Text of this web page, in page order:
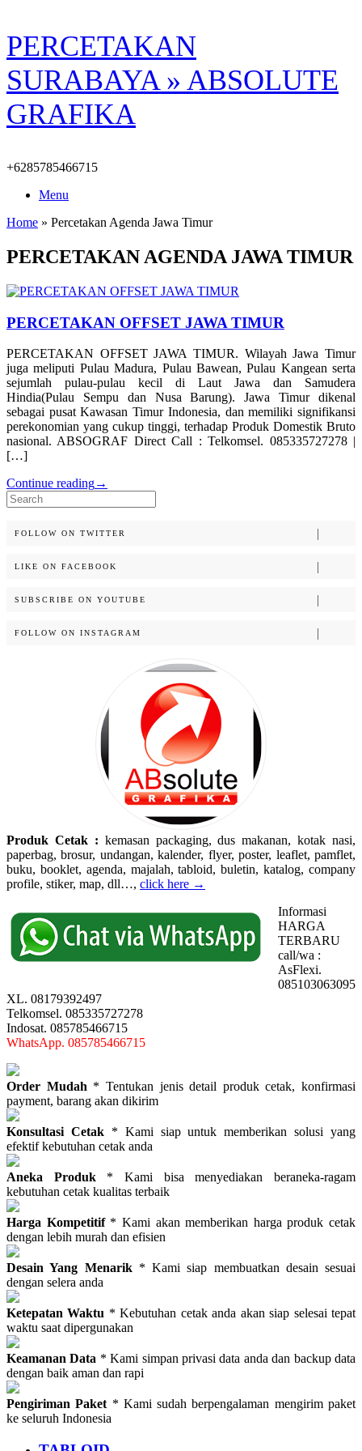
Skip
to
content
PERCETAKAN
SURABAYA » ABSOLUTE
GRAFIKA
+6285785466715
Menu
Home » Percetakan Agenda Jawa Timur
PERCETAKAN AGENDA JAWA TIMUR
PERCETAKAN OFFSET JAWA TIMUR
PERCETAKAN OFFSET JAWA TIMUR. Wilayah Jawa Timur
juga meliputi Pulau Madura, Pulau Bawean, Pulau Kangean serta
sejumlah pulau-pulau kecil di Laut Jawa dan Samudera
Hindia(Pulau Sempu dan Nusa Barung). Jawa Timur dikenal
sebagai pusat Kawasan Timur Indonesia, dan memiliki signifikansi
perekonomian yang cukup tinggi, terhadap Produk Domestik Bruto
nasional. ABSOGRAF Direct Call : Telkomsel. 085335727278 |
[…]
Continue reading→
Search
for:
FOLLOW ON TWITTER
LIKE ON FACEBOOK
SUBSCRIBE ON YOUTUBE
FOLLOW ON INSTAGRAM
Produk Cetak : kemasan packaging, dus makanan, kotak nasi,
paperbag, brosur, undangan, kalender, flyer, poster, leaflet, pamflet,
buku, booklet, agenda, majalah, tabloid, buletin, katalog, company
profile, stiker, map, dll…, click here →
Informasi
HARGA
TERBARU
call/wa :
AsFlexi.
085103063095
XL. 08179392497
Telkomsel. 085335727278
Indosat. 085785466715
WhatsApp. 085785466715
Order Mudah * Tentukan jenis detail produk cetak, konfirmasi
payment, barang akan dikirim
Konsultasi Cetak* Kami siap untuk memberikan solusi yang
efektif kebutuhan cetak anda
Aneka Produk * Kami bisa menyediakan beraneka-ragam
kebutuhan cetak kualitas terbaik
Harga Kompetitif* Kami akan memberikan harga produk cetak
dengan lebih murah dan efisien
Desain Yang Menarik* Kami siap membuatkan desain sesuai
dengan selera anda
Ketepatan Waktu * Kebutuhan cetak anda akan siap selesai tepat
waktu saat dipergunakan
Keamanan Data * Kami simpan privasi data anda dan backup data
dengan baik aman dan rapi
Pengiriman Paket * Kami sudah berpengalaman mengirim paket
ke seluruh Indonesia